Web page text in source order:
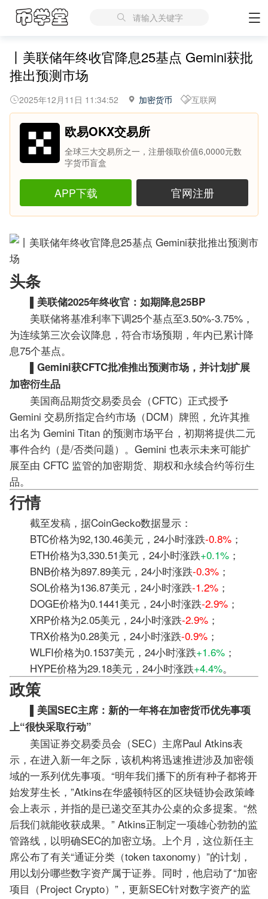
请输入关键字
丨美联储年终收官降息25基点 Gemini获批
推出预测市场
2025年12月11日 11:34:52 加密货币 互联网
欧易OKX交易所
全球三大交易所之一，注册领取价值6,0000元数
字货币盲盒
APP下载 官网注册
头条
▌美联储2025年终收官：如期降息25BP
美联储将基准利率下调25个基点至3.50%-3.75%，
为连续第三次会议降息，符合市场预期，年内已累计降
息75个基点。
▌Gemini获CFTC批准推出预测市场，并计划扩展
加密衍生品
美国商品期货交易委员会（CFTC）正式授予
Gemini 交易所指定合约市场（DCM）牌照，允许其推
出名为 Gemini Titan 的预测市场平台，初期将提供二元
事件合约（是/否类问题）。Gemini 也表示未来可能扩
展至由 CFTC 监管的加密期货、期权和永续合约等衍生
品。
行情
截至发稿，据CoinGecko数据显示：
BTC价格为92,130.46美元，24小时涨跌-0.8% ；
ETH价格为3,330.51美元，24小时涨跌+0.1% ；
BNB价格为897.89美元，24小时涨跌-0.3% ；
SOL价格为136.87美元，24小时涨跌-1.2% ；
DOGE价格为0.1441美元，24小时涨跌-2.9% ；
XRP价格为2.05美元，24小时涨跌-2.9% ；
TRX价格为0.28美元，24小时涨跌-0.9% ；
WLFI价格为0.1537美元，24小时涨跌+1.6% ；
HYPE价格为29.18美元，24小时涨跌+4.4%。
政策
▌美国SEC主席：新的一年将在加密货币优先事项
上“很快采取行动”
美国证券交易委员会（SEC）主席Paul Atkins表
示，在进入新一年之际，该机构将迅速推进涉及加密领
域的一系列优先事项。“明年我们播下的所有种子都将开
始发芽生长，”Atkins在华盛顿特区的区块链协会政策峰
会上表示，并指的是已递交至其办公桌的众多提案。“然
后我们就能收获成果。” Atkins正制定一项雄心勃勃的监
管路线，以明确SEC的加密立场。上个月，这位新任主
席公布了有关“通证分类（token taxonomy）”的计划，
用以划分哪些数字资产属于证券。同时，他启动了“加密
项目（Project Crypto）”，更新SEC针对数字资产的监